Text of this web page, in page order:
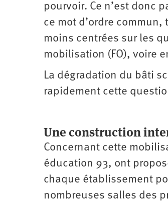
pourvoir. Ce n’est donc
ce mot d’ordre
moins centrées sur les
mobilisation (FO), voire
La dégradation du bâti
rapidement cette
Une construction
Concernant cette
éducation 93, ont
chaque établissement
nombreuses salles des